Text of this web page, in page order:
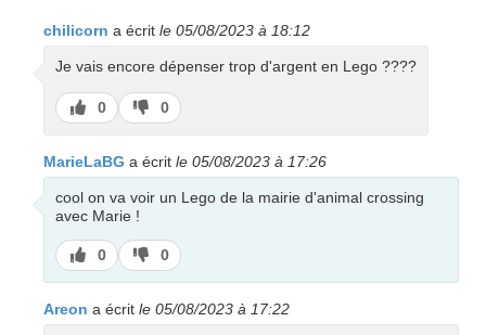
chilicorn a écrit le 05/08/2023 à 18:12
Je vais encore dépenser trop d'argent en Lego ????
J’aime
0
J’aime
pas
0
MarieLaBG a écrit le 05/08/2023 à 17:26
cool on va voir un Lego de la mairie d'animal crossing
avec Marie !
J’aime
0
J’aime
pas
0
Areon a écrit le 05/08/2023 à 17:22